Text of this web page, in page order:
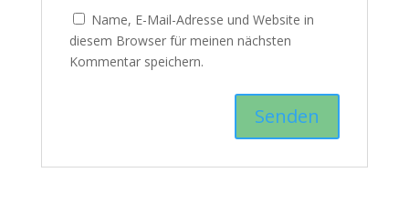
Name, E-Mail-Adresse und Website in
diesem Browser für meinen nächsten
Kommentar speichern.